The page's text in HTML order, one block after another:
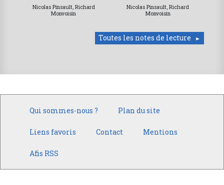
Nicolas Pinsault, Richard
Monvoisin
Nicolas Pinsault, Richard
Monvoisin
Toutes les notes de lecture
Qui sommes-nous ? Plan du site
Liens favoris Contact Mentions
Afis RSS